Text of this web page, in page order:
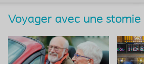
Voyager avec une stomie